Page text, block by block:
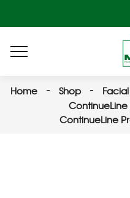
Home Shop
ContinueLine